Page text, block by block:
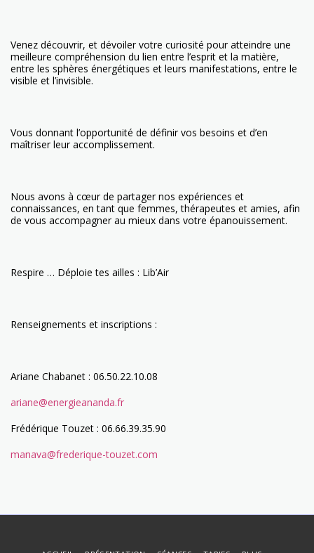
Venez découvrir, et dévoiler votre curiosité pour atteindre une
meilleure compréhension du lien entre l’esprit et la matière,
entre les sphères énergétiques et leurs manifestations, entre le
visible et l’invisible.
Vous donnant l’opportunité de définir vos besoins et d’en
maîtriser leur accomplissement.
Nous avons à cœur de partager nos expériences et
connaissances, en tant que femmes, thérapeutes et amies, afin
de vous accompagner au mieux dans votre épanouissement.
Respire … Déploie tes ailles : Lib’Air
Renseignements et inscriptions :
Ariane Chabanet : 06.50.22.10.08
ariane@energieananda.fr
Frédérique Touzet : 06.66.39.35.90
manava@frederique-touzet.com